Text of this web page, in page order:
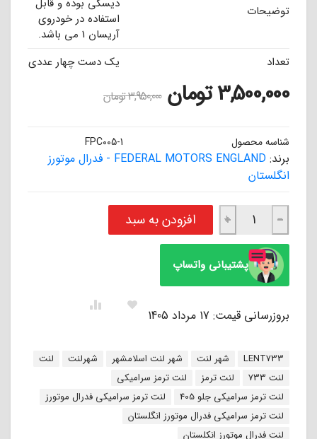
توضیحات
دیسکی بوده و قابل
استفاده در خودروی
آریسان 1 می باشد.
تعداد
یک دست چهار عددی
3,500,000تومان 3,950,000تومان
شناسه محصول FPC005-1
برند:
FEDERAL MOTORS ENGLAND - فدرال موتورز
انگلستان
لنت ترمز سوپر سرامیکی جلو آریسان 1 فدرال موتورز انگلستان عدد
−
+ افزودن به سبد
پشتیبانی واتساپ
بروزرسانی قیمت: 17 مرداد 1405
برچسب:
LENT733 شهر لنت شهر لنت اسلامشهر شهرلنت
لنت
لنت 733
لنت ترمز
لنت ترمز سرامیکی
لنت ترمز سرامیکی جلو 405
لنت ترمز سرامیکی فدرال موتورز
لنت ترمز سرامیکی فدرال موتورز انگلستان
لنت فدرال موتورز انکلستان